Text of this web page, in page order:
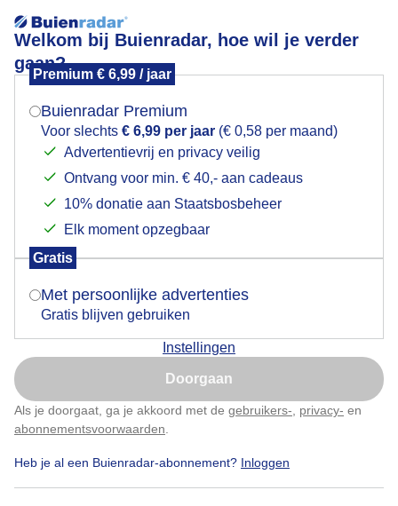
Welkom bij Buienradar, hoe wil je verder
gaan?
Premium € 6,99 / jaar
Buienradar Premium
Voor slechts € 6,99 per jaar (€ 0,58 per maand)
Advertentievrij en privacy veilig
Ontvang voor min. € 40,- aan cadeaus
10% donatie aan Staatsbosbeheer
Elk moment opzegbaar
Gratis
Met persoonlijke advertenties
Gratis blijven gebruiken
Instellingen
Doorgaan
Als je doorgaat, ga je akkoord met de gebruikers- privacy- en
abonnementsvoorwaarden
Heb je al een Buienradar-abonnement? Inloggen
Mooie wolkenluchten
Terlet
Door: Jan Simmes Gemaakt: 05-09-2025, 57x bekeken
Wolken
Mogen we je locatie gebruiken voor het
Indien je hier nog geen akkoord op hebt gegeven,
verschijnt er zo een pop-up uit je browser waarin
Is goed, toon de popup
Nu niet, misschien later
Klik hierom dit aan te passen